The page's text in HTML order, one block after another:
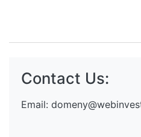
Contact Us:
Email: